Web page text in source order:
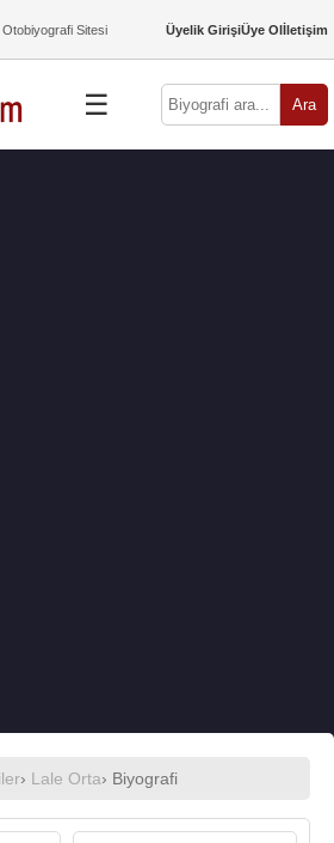
Sitesi Üyelik GirişiÜye Olİletişim
☰ Ara
› Lale Orta› Biyografi